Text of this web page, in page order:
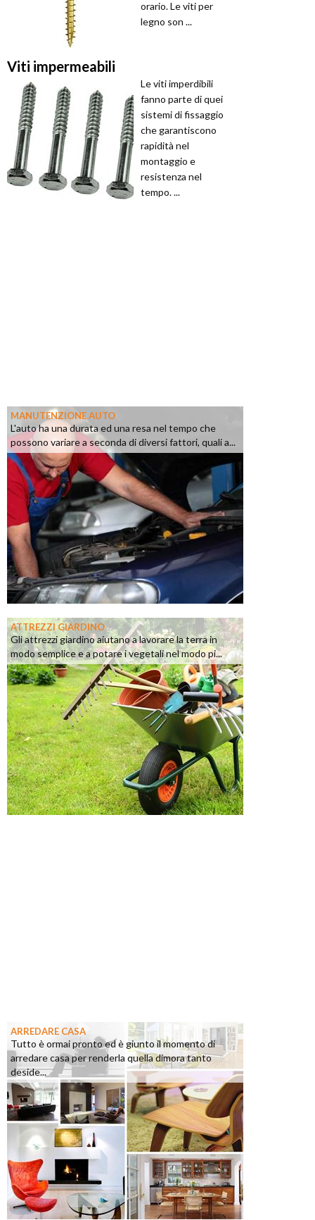
orario. Le viti per
legno son ...
Viti impermeabili
Le viti imperdibili
fanno parte di quei
sistemi di fissaggio
che garantiscono
rapidità nel
montaggio e
resistenza nel
tempo. ...
MANUTENZIONE AUTO
L'auto ha una durata ed una resa nel tempo che
possono variare a seconda di diversi fattori, quali a...
ATTREZZI GIARDINO
Gli attrezzi giardino aiutano a lavorare la terra in
modo semplice e a potare i vegetali nel modo pi...
ARREDARE CASA
Tutto è ormai pronto ed è giunto il momento di
arredare casa per renderla quella dimora tanto
deside...